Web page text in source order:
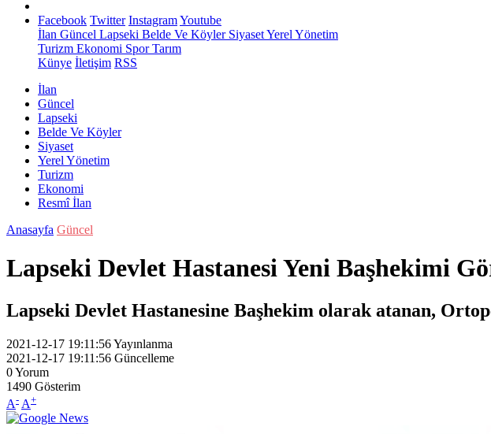
Facebook Twitter InstagramYoutube
İlan Güncel Lapseki Belde Ve KöylerSiyasetYerel Yönetim
Turizm Ekonomi SporTarım
Künye İletişim RSS
İlan
Güncel
Lapseki
Belde Ve Köyler
Siyaset
Yerel Yönetim
Turizm
Ekonomi
Resmî İlan
Anasayfa Güncel
Lapseki Devlet Hastanesi Yeni Başhekimi
Lapseki Devlet Hastanesine Başhekim olarak atanan,
2021-12-17 19:11:56Yayınlanma
2021-12-17 19:11:56 Güncelleme
0Yorum
1490 Gösterim
A- A+